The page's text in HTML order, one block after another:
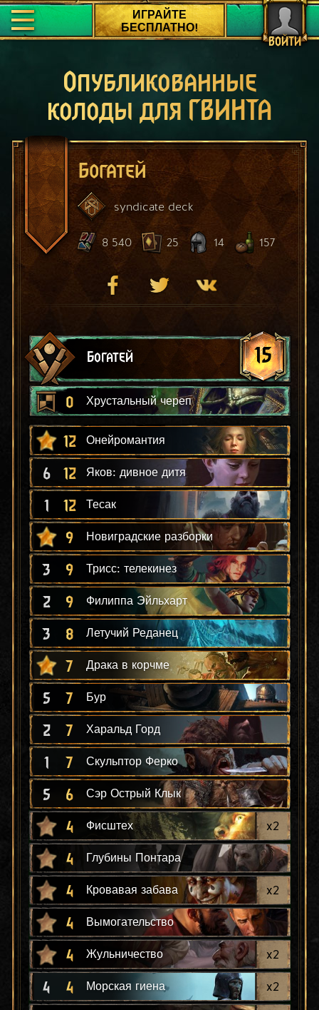
ВОЙТИ
ИГРАЙТЕ
БЕСПЛАТНО!
Опубликованные
колоды для ГВИНТА
Богатей
syndicate deck
8 540 25 14 157
Богатей 15
0 Хрустальный череп
12 Онейромантия
6 12 Яков: дивное дитя
1 12 Тесак
9 Новиградские разборки
3 9 Трисс: телекинез
2 9 Филиппа Эйльхарт
3 8 Летучий Реданец
7 Драка в корчме
5 7 Бур
2 7 Харальд Горд
1 7 Скульптор Ферко
5 6 Сэр Острый Клык
4 Фисштех x2
4 Глубины Понтара
4 Кровавая забава x2
4 Вымогательство
4 Жульничество x2
4 4 Морская гиена x2